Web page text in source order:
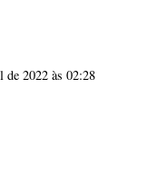
de 2022 às 02:28